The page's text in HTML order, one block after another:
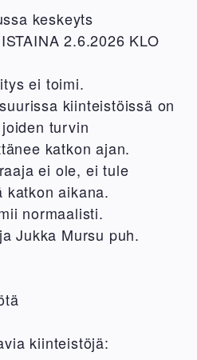
Santasalo.
keskeyts
2.6.2026 KLO
ei toimi.
kiinteistöissä on
turvin
katkon ajan.
ei ole, ei tule
katkon aikana.
normaalisti.
Jukka Mursu puh.
kiinteistöjä: